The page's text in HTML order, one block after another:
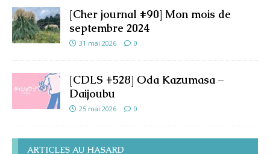
[Cher journal #90] Mon mois de
septembre 2024
31 mai 2026 0
[CDLS #528] Oda Kazumasa –
Daijoubu
25 mai 2026 0
ARTICLES AU HASARD